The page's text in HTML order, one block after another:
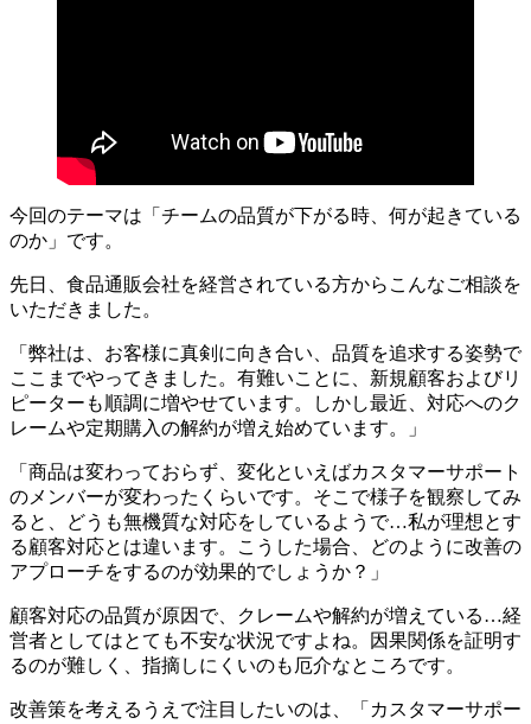
今回のテーマは「チームの品質が下がる時、何が起きている
のか」です。
先日、食品通販会社を経営されている方からこんなご相談を
いただきました。
「弊社は、お客様に真剣に向き合い、品質を追求する姿勢で
ここまでやってきました。有難いことに、新規顧客およびリ
ピーターも順調に増やせています。しかし最近、対応へのク
レームや定期購入の解約が増え始めています。」
「商品は変わっておらず、変化といえばカスタマーサポート
のメンバーが変わったくらいです。そこで様子を観察してみ
ると、どうも無機質な対応をしているようで…私が理想とす
る顧客対応とは違います。こうした場合、どのように改善の
アプローチをするのが効果的でしょうか？」
顧客対応の品質が原因で、クレームや解約が増えている…経
営者としてはとても不安な状況ですよね。因果関係を証明す
るのが難しく、指摘しにくいのも厄介なところです。
改善策を考えるうえで注目したいのは、「カスタマーサポー